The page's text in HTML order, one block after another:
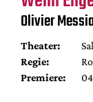
Olivier
Theater:
Regie:
Premiere: